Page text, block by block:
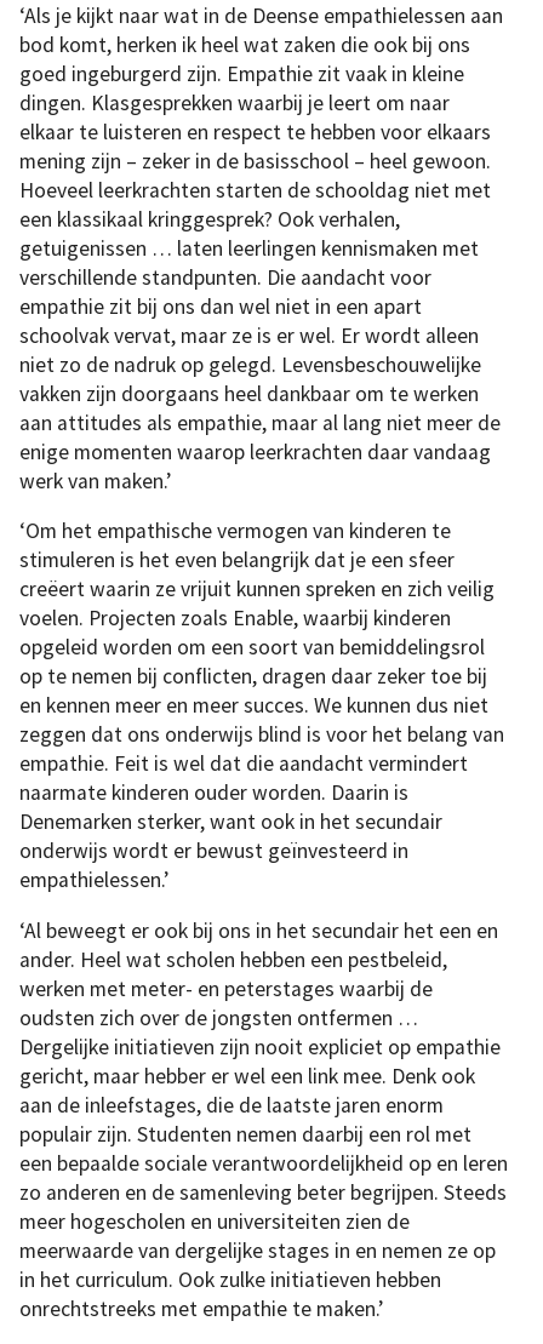
‘Als je kijkt naar wat in de Deense empathielessen aan
bod komt, herken ik heel wat zaken die ook bij ons
goed ingeburgerd zijn. Empathie zit vaak in kleine
dingen. Klasgesprekken waarbij je leert om naar
elkaar te luisteren en respect te hebben voor elkaars
mening zijn – zeker in de basisschool – heel gewoon.
Hoeveel leerkrachten starten de schooldag niet met
een klassikaal kringgesprek? Ook verhalen,
getuigenissen … laten leerlingen kennismaken met
verschillende standpunten. Die aandacht voor
empathie zit bij ons dan wel niet in een apart
schoolvak vervat, maar ze is er wel. Er wordt alleen
niet zo de nadruk op gelegd. Levensbeschouwelijke
vakken zijn doorgaans heel dankbaar om te werken
aan attitudes als empathie, maar al lang niet meer de
enige momenten waarop leerkrachten daar vandaag
werk van maken.’
‘Om het empathische vermogen van kinderen te
stimuleren is het even belangrijk dat je een sfeer
creëert waarin ze vrijuit kunnen spreken en zich veilig
voelen. Projecten zoals Enable, waarbij kinderen
opgeleid worden om een soort van bemiddelingsrol
op te nemen bij conflicten, dragen daar zeker toe bij
en kennen meer en meer succes. We kunnen dus niet
zeggen dat ons onderwijs blind is voor het belang van
empathie. Feit is wel dat die aandacht vermindert
naarmate kinderen ouder worden. Daarin is
Denemarken sterker, want ook in het secundair
onderwijs wordt er bewust geïnvesteerd in
empathielessen.’
‘Al beweegt er ook bij ons in het secundair het een en
ander. Heel wat scholen hebben een pestbeleid,
werken met meter- en peterstages waarbij de
oudsten zich over de jongsten ontfermen …
Dergelijke initiatieven zijn nooit expliciet op empathie
gericht, maar hebber er wel een link mee. Denk ook
aan de inleefstages, die de laatste jaren enorm
populair zijn. Studenten nemen daarbij een rol met
een bepaalde sociale verantwoordelijkheid op en leren
zo anderen en de samenleving beter begrijpen. Steeds
meer hogescholen en universiteiten zien de
meerwaarde van dergelijke stages in en nemen ze op
in het curriculum. Ook zulke initiatieven hebben
onrechtstreeks met empathie te maken.’